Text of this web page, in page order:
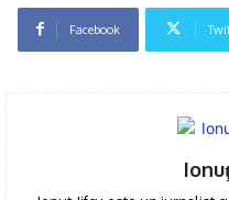
Click
Facebook